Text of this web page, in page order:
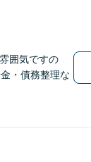
囲気ですの
・債務整理な